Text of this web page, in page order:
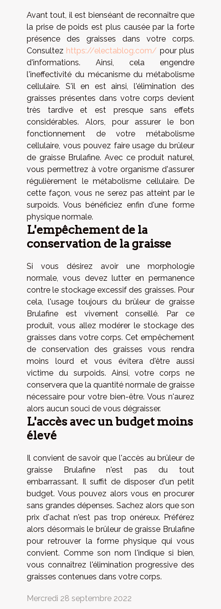
Avant tout, il est bienséant de reconnaître que
la prise de poids est plus causée par la forte
présence des graisses dans votre corps.
Consultez https://electablog.com/ pour plus
d'informations. Ainsi, cela engendre
l'ineffectivité du mécanisme du métabolisme
cellulaire. S'il en est ainsi, l'élimination des
graisses présentes dans votre corps devient
très tardive et est presque sans effets
considérables. Alors, pour assurer le bon
fonctionnement de votre métabolisme
cellulaire, vous pouvez faire usage du brûleur
de graisse Brulafine. Avec ce produit naturel,
vous permettrez à votre organisme d'assurer
régulièrement le métabolisme cellulaire. De
cette façon, vous ne serez pas atteint par le
surpoids. Vous bénéficiez enfin d'une forme
physique normale.
L'empêchement de la
conservation de la graisse
Si vous désirez avoir une morphologie
normale, vous devez lutter en permanence
contre le stockage excessif des graisses. Pour
cela, l'usage toujours du brûleur de graisse
Brulafine est vivement conseillé. Par ce
produit, vous allez modérer le stockage des
graisses dans votre corps. Cet empêchement
de conservation des graisses vous rendra
moins lourd et vous évitera d'être aussi
victime du surpoids. Ainsi, votre corps ne
conservera que la quantité normale de graisse
nécessaire pour votre bien-être. Vous n'aurez
alors aucun souci de vous dégraisser.
L'accès avec un budget moins
élevé
Il convient de savoir que l'accès au brûleur de
graisse Brulafine n'est pas du tout
embarrassant. Il suffit de disposer d'un petit
budget. Vous pouvez alors vous en procurer
sans grandes dépenses. Sachez alors que son
prix d'achat n'est pas trop onéreux. Préférez
alors désormais le brûleur de graisse Brulafine
pour retrouver la forme physique qui vous
convient. Comme son nom l'indique si bien,
vous connaîtrez l'élimination progressive des
graisses contenues dans votre corps.
Mercredi 28 septembre 2022